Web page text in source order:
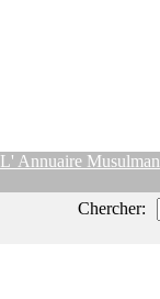
L' Annuaire Musulman
Chercher: